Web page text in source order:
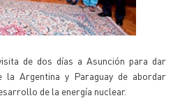
de dos días a Asunción para dar
la Argentina y Paraguay de abordar
de la energía nuclear.